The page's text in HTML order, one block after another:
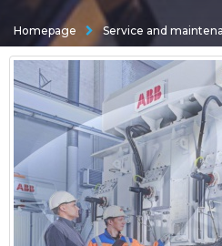
Homepage Service and